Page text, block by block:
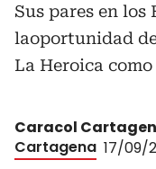
Sus pares en
laoportunidad
La Heroica
Caracol
Cartagena 17/09/